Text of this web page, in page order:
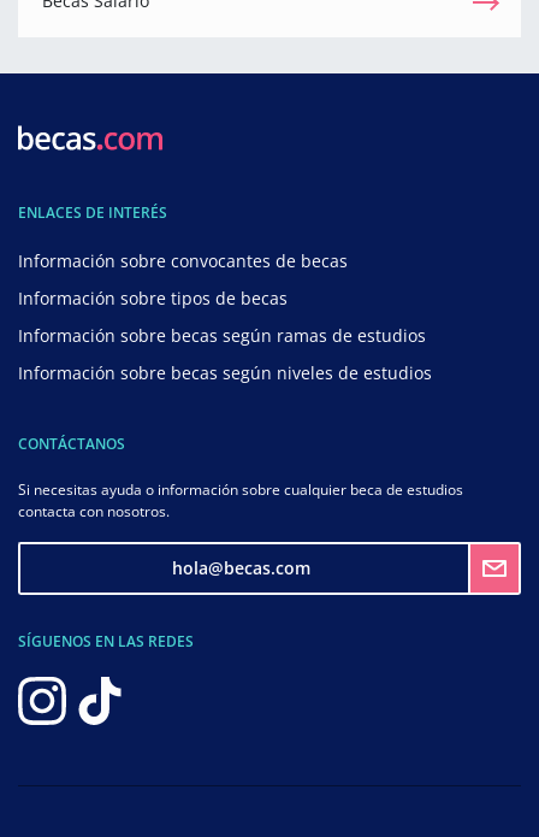
ENLACES DE INTERÉS
Información sobre convocantes de becas
Información sobre tipos de becas
Información sobre becas según ramas de estudios
Información sobre becas según niveles de estudios
CONTÁCTANOS
Si necesitas ayuda o información sobre cualquier beca de estudios
contacta con nosotros.
hola@becas.com
SÍGUENOS EN LAS REDES